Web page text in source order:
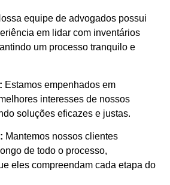
equipe de advogados possui
em lidar com inventários
um processo tranquilo e
Estamos empenhados em
interesses de nossos
soluções eficazes e justas.
Mantemos nossos clientes
de todo o processo,
eles compreendam cada etapa do